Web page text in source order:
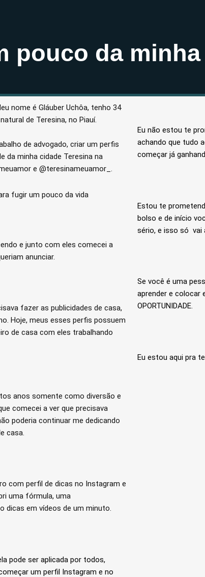
pouco da
nome é Gláuber Uchôa, tenho 34
de Teresina, no Piauí.
de advogado, criar um perfis
da minha cidade Teresina na
e @teresinameuamor_.
fugir um pouco da vida
e junto com eles comecei a
anunciar.
fazer as publicidades de casa,
Hoje, meus esses perfis possuem
de casa com eles trabalhando
anos somente como diversão e
comecei a ver que precisava
poderia continuar me dedicando
casa.
com perfil de dicas no Instagram e
uma fórmula, uma
dicas em vídeos de um minuto.
pode ser aplicada por todos,
um perfil Instagram e no
Eu não estou te
achando que tudo
começar já
Estou te
bolso e de início
sério, e isso só vai
Se você é uma
aprender e colocar
OPORTUNIDADE.
Eu estou aqui pra